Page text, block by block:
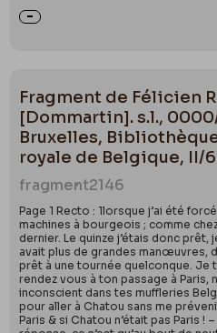
Fragment de Félicien
[Dommartin]. s.l.,
Bruxelles,
royale de Belgique, II/
fragment2146
Page 1 Recto : 1lorsque j’ai été
machines à bourgeois ; comme
dernier. Le quinze j’étais donc prêt,
avait plus de grandes manœuvres,
prêt à une tournée quelconque. Je
rendez vous à ton passage à Paris,
inconscient dans tes muffleries
pour aller à Chatou sans me
Paris & si Chatou n’était pas Paris !